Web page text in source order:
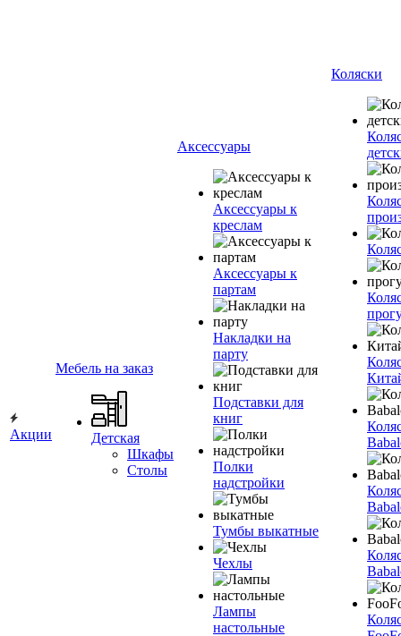
Акции
Мебель на заказ
Детская
Шкафы
Столы
Аксессуары
Аксессуары к
креслам
Аксессуары к
партам
Накладки на
парту
Подставки для
книг
Полки
надстройки
Тумбы выкатные
Чехлы
Лампы
настольные
Коляски